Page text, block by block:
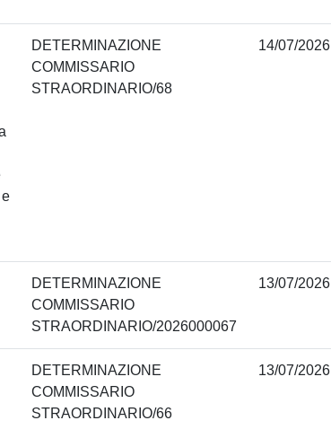
DETERMINAZIONE
COMMISSARIO
STRAORDINARIO/68
14/07/2026
DETERMINAZIONE
COMMISSARIO
STRAORDINARIO/2026000067
13/07/2026
DETERMINAZIONE
COMMISSARIO
STRAORDINARIO/66
13/07/2026